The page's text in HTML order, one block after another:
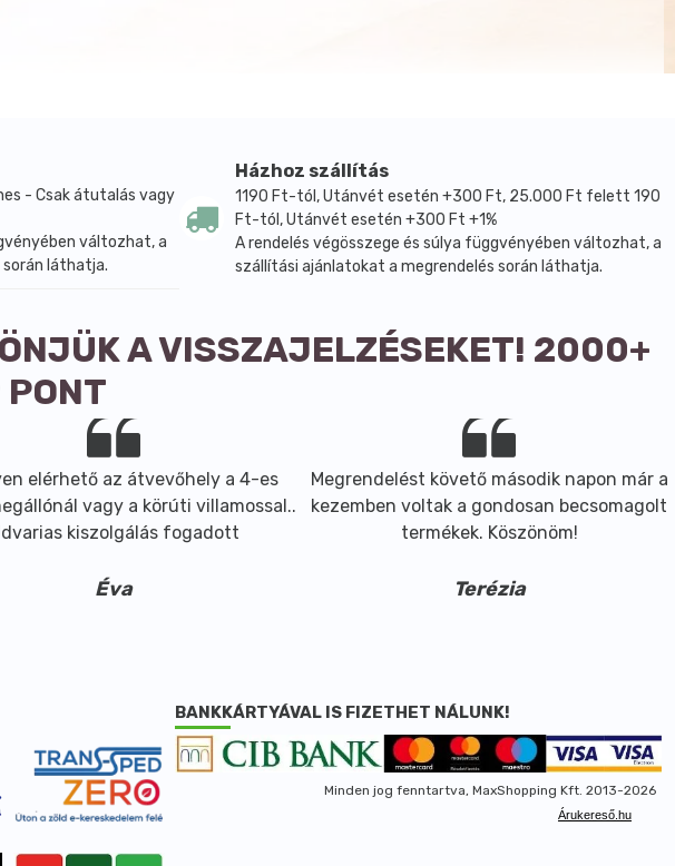
- Csak átutalás vagy
változhat, a
láthatja.
Házhoz szállítás
1190 Ft-tól, Utánvét esetén +300 Ft, 25.000 Ft felett 190
Ft-tól, Utánvét esetén +300 Ft +1%
A rendelés végösszege és súlya függvényében változhat, a
szállítási ajánlatokat a megrendelés során láthatja.
A VISSZAJELZÉSEKET! 2000+
elérhető az átvevőhely a 4-es
vagy a körúti villamossal..
kiszolgálás fogadott
Éva
Megrendelést követő második napon már a
kezemben voltak a gondosan becsomagolt
termékek. Köszönöm!
Terézia
BANKKÁRTYÁVAL IS FIZETHET NÁLUNK!
Minden jog fenntartva, MaxShopping Kft. 2013-2026
Árukereső.hu